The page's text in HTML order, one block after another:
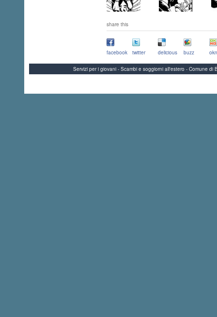
share this
facebook twitter delicious buzz
Servizi per i giovani - Scambi e soggiorni all'estero - Comune